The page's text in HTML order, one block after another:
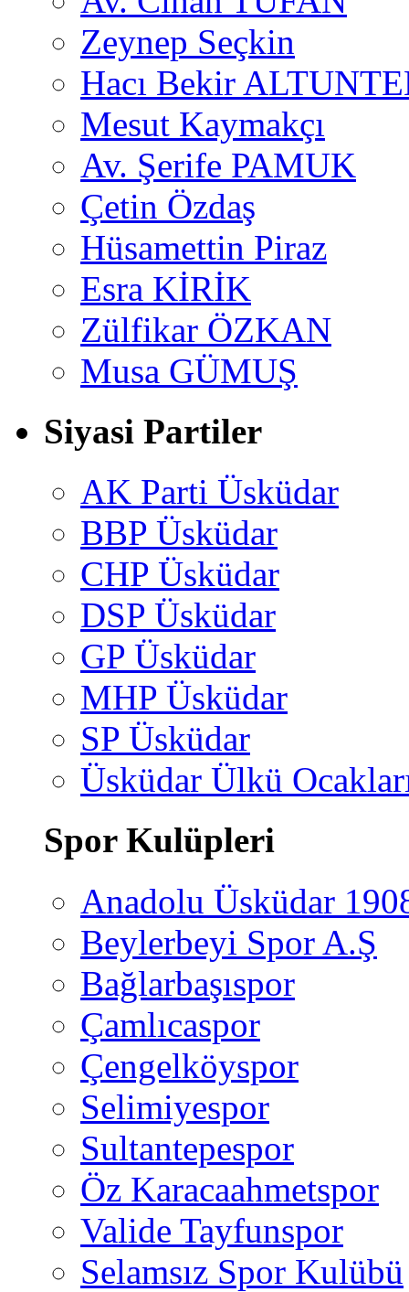
Zeynep Seçkin
Hacı Bekir
Mesut Kaymakçı
Av. Şerife PAMUK
Çetin Özdaş
Hüsamettin Piraz
Esra KİRİK
Zülfikar ÖZKAN
Musa GÜMUŞ
Siyasi Partiler
AK Parti Üsküdar
BBP Üsküdar
CHP Üsküdar
DSP Üsküdar
GP Üsküdar
MHP Üsküdar
SP Üsküdar
Üsküdar Ülkü
Spor Kulüpleri
Anadolu Üsküdar
Beylerbeyi Spor A.Ş
Bağlarbaşıspor
Çamlıcaspor
Çengelköyspor
Selimiyespor
Sultantepespor
Öz Karacaahmetspor
Valide Tayfunspor
Selamsız Spor Kulübü